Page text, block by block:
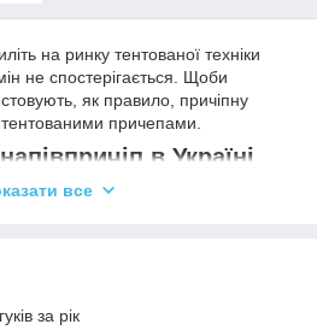
на ринку тентованої техніки
не спостерігається. Щоби
як правило, причіпну
причепами.
в Україні
специфічні особливості
будь-який інноваційний прорив,
все
за рік